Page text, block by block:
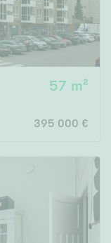
57 m²
395 000 €